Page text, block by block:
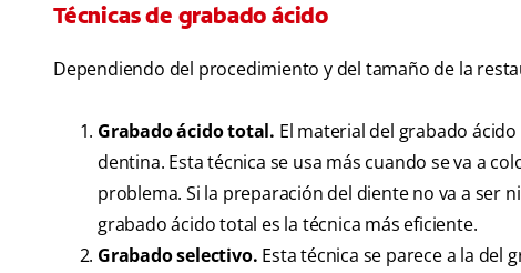
Técnicas de grabado ácido
Dependiendo del procedimiento y del tamaño de la
Grabado ácido total. El material del grabado
dentina. Esta técnica se usa más cuando se va a
problema. Si la preparación del diente no va a ser
grabado ácido total es la técnica más eficiente.
Grabado selectivo. Esta técnica se parece a la del